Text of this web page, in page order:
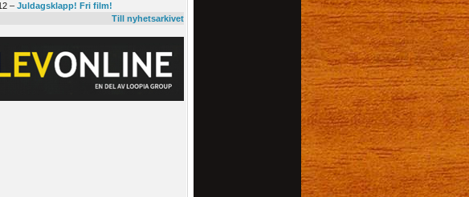
–Juldagsklapp! Fri film!
Till nyhetsarkivet